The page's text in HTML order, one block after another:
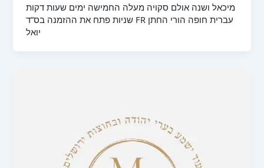
מיכאל ושנה אולם סקויה מעלה החמישה ימים שעות דקות
שניות פתח את ההזמנה בס”ד FR עברית חופה הורי החתן
יואל